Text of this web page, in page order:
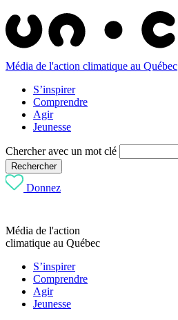
Média de l'action climatique au Québec
S’inspirer
Comprendre
Agir
Jeunesse
Chercher avec un mot clé
Rechercher
Donnez
Média de l'action
climatique au Québec
S’inspirer
Comprendre
Agir
Jeunesse